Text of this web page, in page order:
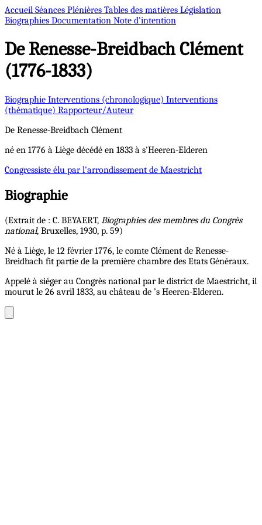
Accueil Séances Plénières Tables des matières Législation
Biographies Documentation Note d’intention
De Renesse-BreidbachClément
(1776-1833)
Biographie Interventions (chronologique) Interventions
(thématique) Rapporteur/Auteur
De Renesse-Breidbach Clément
né en 1776 à Liège décédé en 1833 à s'Heeren-Elderen
Congressiste élu par l'arrondissement de Maestricht
Biographie
(Extrait de : C. BEYAERT, Biographies des membres du Congrès
national, Bruxelles, 1930, p. 59)
Né à Liège, le 12 février 1776, le comte Clément de Renesse-
Breidbach fit partie de la première chambre des Etats Généraux.
Appelé à siéger au Congrès national par le district de Maestricht, il
mourut le 26 avril 1833, au château de ’s Heeren-Elderen.